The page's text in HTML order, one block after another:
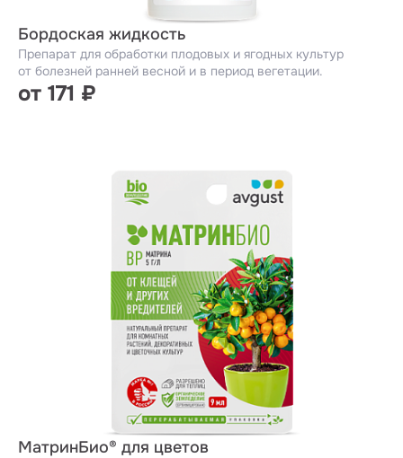
Бордоская жидкость
Препарат для обработки плодовых и ягодных культур
от болезней ранней весной и в период вегетации.
от 171 ₽
МатринБио® для цветов